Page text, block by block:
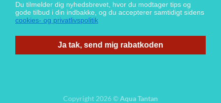
Du tilmelder dig nyhedsbrevet, hvor du modtager tips og
gode tilbud i din indbakke, og du accepterer samtidigt sidens
cookies- og privatlivspolitik
Ja tak, send mig rabatkoden
Copyright 2026 ©Aqua Tantan